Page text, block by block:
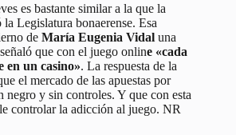
es bastante similar a la que la
la Legislatura bonaerense. Esa
de María Eugenia Vidal una
que con el juego online «cada
en un casino». La respuesta de la
el mercado de las apuestas por
negro y sin controles. Y que con esta
controlar la adicción al juego. NR